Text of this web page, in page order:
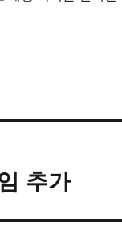
추가